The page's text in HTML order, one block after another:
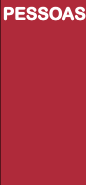
PESSOAS